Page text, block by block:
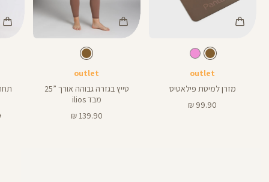
צבע
חום
outlet
מזרן למיטת פילאטיס
מחיר
99.90 ₪
צבע
חום
outlet
טייץ בגזרה גבוהה אורך ”25
מבד ilios
מחיר
139.90 ₪